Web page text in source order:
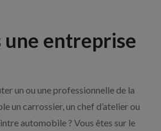
une entreprise
un ou une professionnelle de la
un carrossier, un chef d’atelier ou
automobile ? Vous êtes sur le